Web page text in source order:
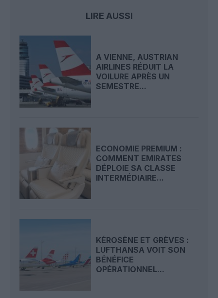
LIRE AUSSI
A VIENNE, AUSTRIAN
AIRLINES RÉDUIT LA
VOILURE APRÈS UN
SEMESTRE...
ECONOMIE PREMIUM :
COMMENT EMIRATES
DÉPLOIE SA CLASSE
INTERMÉDIAIRE...
KÉROSÈNE ET GRÈVES :
LUFTHANSA VOIT SON
BÉNÉFICE
OPÉRATIONNEL...